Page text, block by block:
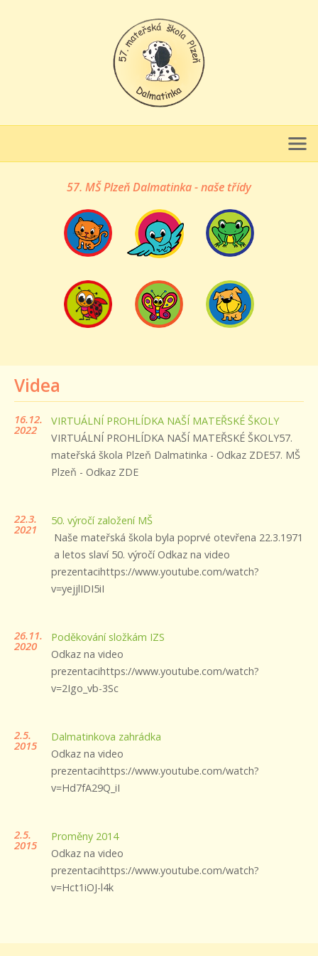
57. MŠ Plzeň Dalmatinka - naše třídy
Videa
16.12.
2022
VIRTUÁLNÍ PROHLÍDKA NAŠÍ MATEŘSKÉ ŠKOLY
VIRTUÁLNÍ PROHLÍDKA NAŠÍ MATEŘSKÉ ŠKOLY57.
mateřská škola Plzeň Dalmatinka - Odkaz ZDE57. MŠ
Plzeň - Odkaz ZDE
22.3.
2021
50. výročí založení MŠ
Naše mateřská škola byla poprvé otevřena 22.3.1971
a letos slaví 50. výročí Odkaz na video
prezentacihttps://www.youtube.com/watch?
v=yejjlIDI5iI
26.11.
2020
Poděkování složkám IZS
Odkaz na video
prezentacihttps://www.youtube.com/watch?
v=2Igo_vb-3Sc
2.5.
2015
Dalmatinkova zahrádka
Odkaz na video
prezentacihttps://www.youtube.com/watch?
v=Hd7fA29Q_iI
2.5.
2015
Proměny 2014
Odkaz na video
prezentacihttps://www.youtube.com/watch?
v=Hct1iOJ-l4k